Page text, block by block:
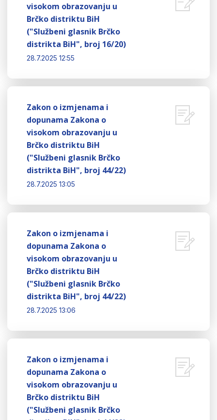
visokom obrazovanju u
Brčko distriktu BiH
("Službeni glasnik Brčko
distrikta BiH", broj 16/20)
28.7.2025 12:55
Zakon o izmjenama i
dopunama Zakona o
visokom obrazovanju u
Brčko distriktu BiH
("Službeni glasnik Brčko
distrikta BiH", broj 44/22)
28.7.2025 13:05
Zakon o izmjenama i
dopunama Zakona o
visokom obrazovanju u
Brčko distriktu BiH
("Službeni glasnik Brčko
distrikta BiH", broj 44/22)
28.7.2025 13:06
Zakon o izmjenama i
dopunama Zakona o
visokom obrazovanju u
Brčko distriktu BiH
("Službeni glasnik Brčko